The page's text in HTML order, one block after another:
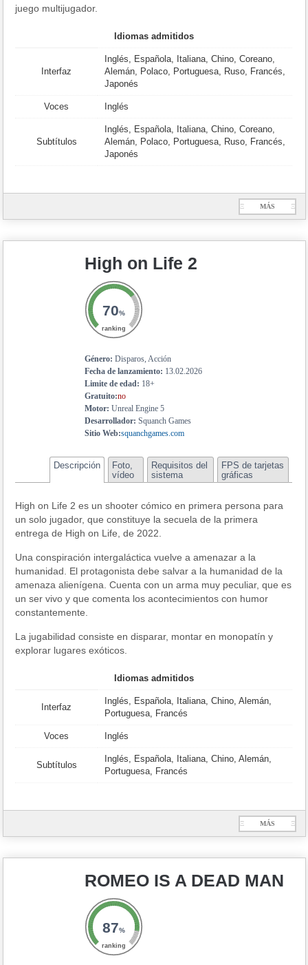
juego multijugador.
Idiomas admitidos
Interfaz
Inglés, Española, Italiana, Chino, Coreano,
Alemán, Polaco, Portuguesa, Ruso, Francés,
Japonés
Voces Inglés
Subtítulos
Inglés, Española, Italiana, Chino, Coreano,
Alemán, Polaco, Portuguesa, Ruso, Francés,
Japonés
Ξ MÁS Ξ
High on Life 2
70%
ranking
Género: Disparos, Acción
Fecha de lanzamiento: 13.02.2026
Limite de edad: 18+
Gratuito:no
Motor: Unreal Engine 5
Desarrollador: Squanch Games
Sitio Web:squanchgames.com
Descripción
Foto,
vídeo
Requisitos del
sistema
FPS de tarjetas
gráficas
High on Life 2 es un shooter cómico en primera persona para
un solo jugador, que constituye la secuela de la primera
entrega de High on Life, de 2022.
Una conspiración intergaláctica vuelve a amenazar a la
humanidad. El protagonista debe salvar a la humanidad de la
amenaza alienígena. Cuenta con un arma muy peculiar, que es
un ser vivo y que comenta los acontecimientos con humor
constantemente.
La jugabilidad consiste en disparar, montar en monopatín y
explorar lugares exóticos.
Idiomas admitidos
Interfaz
Inglés, Española, Italiana, Chino, Alemán,
Portuguesa, Francés
Voces Inglés
Subtítulos
Inglés, Española, Italiana, Chino, Alemán,
Portuguesa, Francés
Ξ MÁS Ξ
ROMEO IS A DEAD MAN
87%
ranking